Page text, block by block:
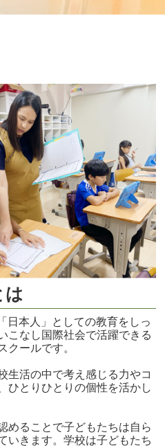
は
人」としての教育をしっ
こなし国際社会で活躍できる
クールです。
生活の中で考え感じる力やコ
ひとりひとりの個性を活かし
めることで子どもたちは自ら
いきます。学校は子どもたち